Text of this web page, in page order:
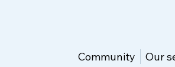
Community Our